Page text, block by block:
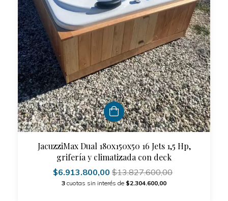
JacuzziMax Dual 180x150x50 16 Jets 1,5 Hp,
grifería y climatizada con deck
$6.913.800,00 $13.827.600,00
3 cuotas sin interés de $2.304.600,00